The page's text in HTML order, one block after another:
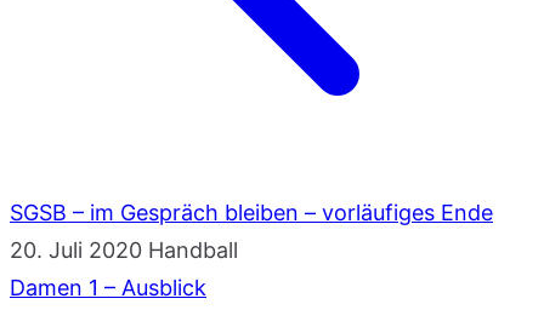
SGSB – im Gespräch bleiben – vorläufiges Ende
20. Juli 2020 Handball
Damen 1 – Ausblick